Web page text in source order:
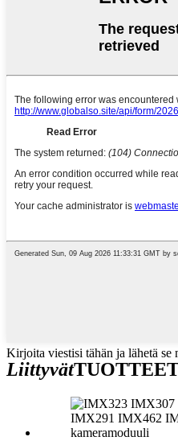
Kirjoita viestisi tähän ja lähetä se
Liittyvät